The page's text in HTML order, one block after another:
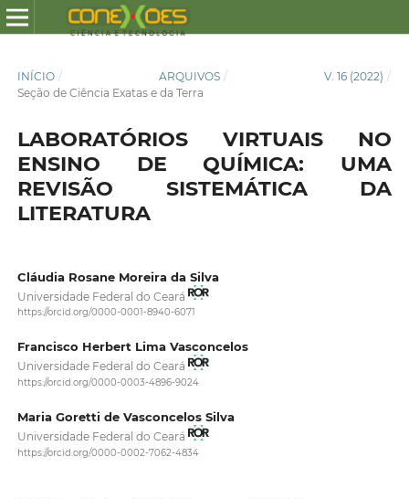
INÍCIO / ARQUIVOS / V. 16 (2022) /
Seção de Ciência Exatas e da Terra
LABORATÓRIOS VIRTUAIS NO
ENSINO DE QUÍMICA: UMA
REVISÃO SISTEMÁTICA DA
LITERATURA
Cláudia Rosane Moreira da Silva
Universidade Federal do Ceará
https://orcid.org/0000-0001-8940-6071
Francisco Herbert Lima Vasconcelos
Universidade Federal do Ceará
https://orcid.org/0000-0003-4896-9024
Maria Goretti de Vasconcelos Silva
Universidade Federal do Ceará
https://orcid.org/0000-0002-7062-4834